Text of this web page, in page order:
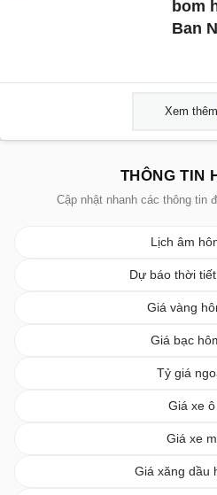
bom
Ban
Xem thêm
THÔNG TIN
Cập nhật nhanh các thông tin
Lịch âm
Dự báo thời
Giá vàng
Giá bạc
Tỷ giá
Giá xe
Giá xe
Giá xăng dầu